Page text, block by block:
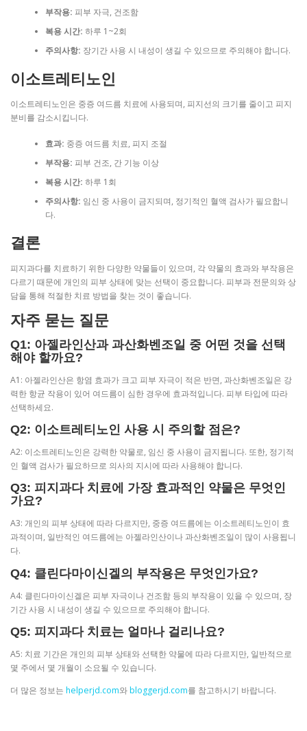
부작용: 피부 자극, 건조함
복용 시간: 하루 1~2회
주의사항: 장기간 사용 시 내성이 생길 수 있으므로 주의해야 합니다.
이소트레티노인
이소트레티노인은 중증 여드름 치료에 사용되며, 피지선의 크기를 줄이고 피지
분비를 감소시킵니다.
효과: 중증 여드름 치료, 피지 조절
부작용: 피부 건조, 간 기능 이상
복용 시간: 하루 1회
주의사항: 임신 중 사용이 금지되며, 정기적인 혈액 검사가 필요합니
다.
결론
피지과다를 치료하기 위한 다양한 약물들이 있으며, 각 약물의 효과와 부작용은
다르기 때문에 개인의 피부 상태에 맞는 선택이 중요합니다. 피부과 전문의와 상
담을 통해 적절한 치료 방법을 찾는 것이 좋습니다.
자주 묻는 질문
Q1: 아젤라인산과 과산화벤조일 중 어떤 것을 선택
해야 할까요?
A1: 아젤라인산은 항염 효과가 크고 피부 자극이 적은 반면, 과산화벤조일은 강
력한 항균 작용이 있어 여드름이 심한 경우에 효과적입니다. 피부 타입에 따라
선택하세요.
Q2: 이소트레티노인 사용 시 주의할 점은?
A2: 이소트레티노인은 강력한 약물로, 임신 중 사용이 금지됩니다. 또한, 정기적
인 혈액 검사가 필요하므로 의사의 지시에 따라 사용해야 합니다.
Q3: 피지과다 치료에 가장 효과적인 약물은 무엇인
가요?
A3: 개인의 피부 상태에 따라 다르지만, 중증 여드름에는 이소트레티노인이 효
과적이며, 일반적인 여드름에는 아젤라인산이나 과산화벤조일이 많이 사용됩니
다.
Q4: 클린다마이신겔의 부작용은 무엇인가요?
A4: 클린다마이신겔은 피부 자극이나 건조함 등의 부작용이 있을 수 있으며, 장
기간 사용 시 내성이 생길 수 있으므로 주의해야 합니다.
Q5: 피지과다 치료는 얼마나 걸리나요?
A5: 치료 기간은 개인의 피부 상태와 선택한 약물에 따라 다르지만, 일반적으로
몇 주에서 몇 개월이 소요될 수 있습니다.
더 많은 정보는 helperjd.com와bloggerjd.com를 참고하시기 바랍니다.